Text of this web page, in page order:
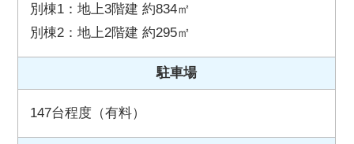
別棟1：地上3階建 約834㎡
別棟2：地上2階建 約295㎡
駐車場
147台程度（有料）